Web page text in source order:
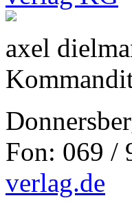
axel
Fon: 069 /
verlag.de